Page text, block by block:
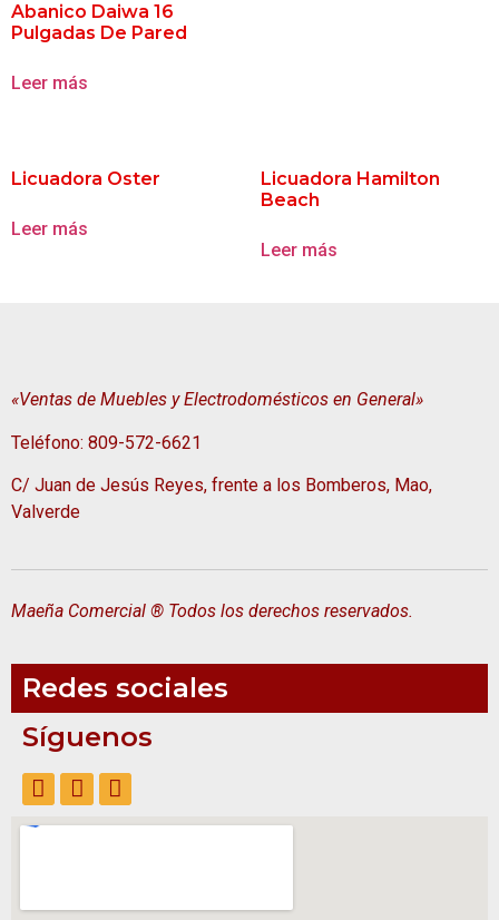
Abanico Daiwa 16
Pulgadas De Pared
Leer más
Licuadora Oster
Leer más
Licuadora Hamilton
Beach
Leer más
«Ventas de Muebles y Electrodomésticos en General»
Teléfono: 809-572-6621
C/ Juan de Jesús Reyes, frente a los Bomberos, Mao,
Valverde
Maeña Comercial ® Todos los derechos reservados.
Redes sociales
Síguenos